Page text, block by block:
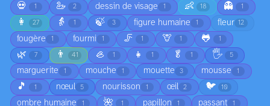
💀 1 🦢 2 dessin de visage 1 👶 18 👻 1
👩 27 👵 1 🍃 3 figure humaine 1 fleur 12
fougère 1 fourmi 1 🦵 1 🦒 1 🐸 1
🌿 7 👨 41 🦪 1 👧 1 🥬 1 🖐️ 5
marguerite 1 mouche 1 mouette 3 mousse 1
🎵 1 nœul 5 nourisson 1 œil 2 🐦 10
ombre humaine 1 🌺 1 papillon 1 passant 1